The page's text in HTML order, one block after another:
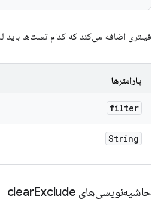
فیلتری اضافه می‌کند که کدام تست‌ها باید
پارامترها
filter
String
حاشیه‌نویسی‌های clear Exclude